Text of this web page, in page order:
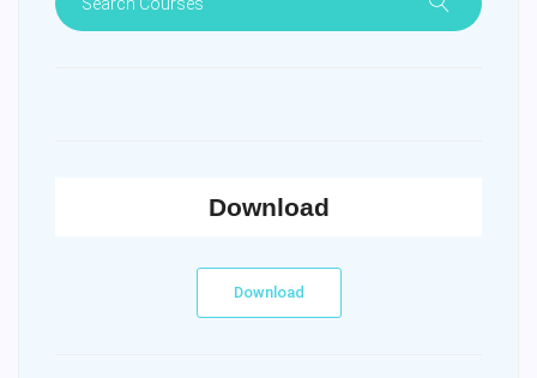
Download
Download